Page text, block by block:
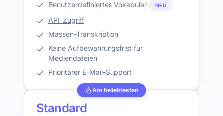
Benutzerdefiniertes Vokabular
NEU
API-Zugriff
Massen-Transkription
Keine Aufbewahrungsfrist für
Mediendateien
Prioritärer E-Mail-Support
Am beliebtesten
Standard